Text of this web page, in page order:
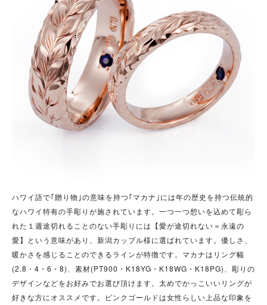
ハワイ語で｢贈り物｣の意味を持つ｢マカナ｣には年の歴史を持つ伝統的
なハワイ特有の手彫りが施されています。 一つ一つ想いを込めて彫ら
れた１週途切れることのない手彫りには【愛が途切れない＝永遠の
愛】という意味があり、新潟カップル様に選ばれています。優しさ、
暖かさを感じることのできるラインが特徴です。マカナはリング幅
(2.8・4・6・8)、素材(PT900・K18YG・K18WG・K18PG)、彫りの
デザインなどをお好みでお選び頂けます。太めでかっこいいリングが
好きな方にオススメです。ピンクゴールドは女性らしい上品な印象を